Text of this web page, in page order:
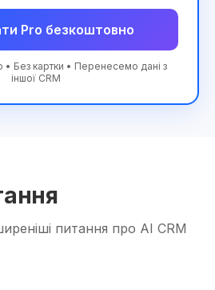
Pro безкоштовно
• Без картки • Перенесемо дані з
іншої CRM
питання про AI CRM